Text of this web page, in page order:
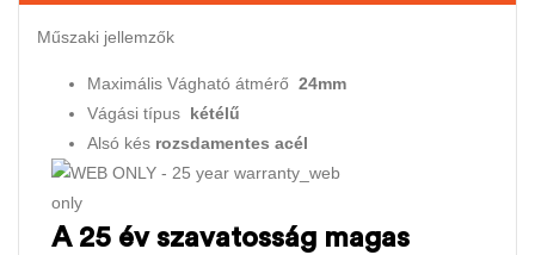
Műszaki jellemzők
Maximális Vágható átmérő 24mm
Vágási típus kétélű
Alsó kés rozsdamentes acél
A 25 év szavatosság magas